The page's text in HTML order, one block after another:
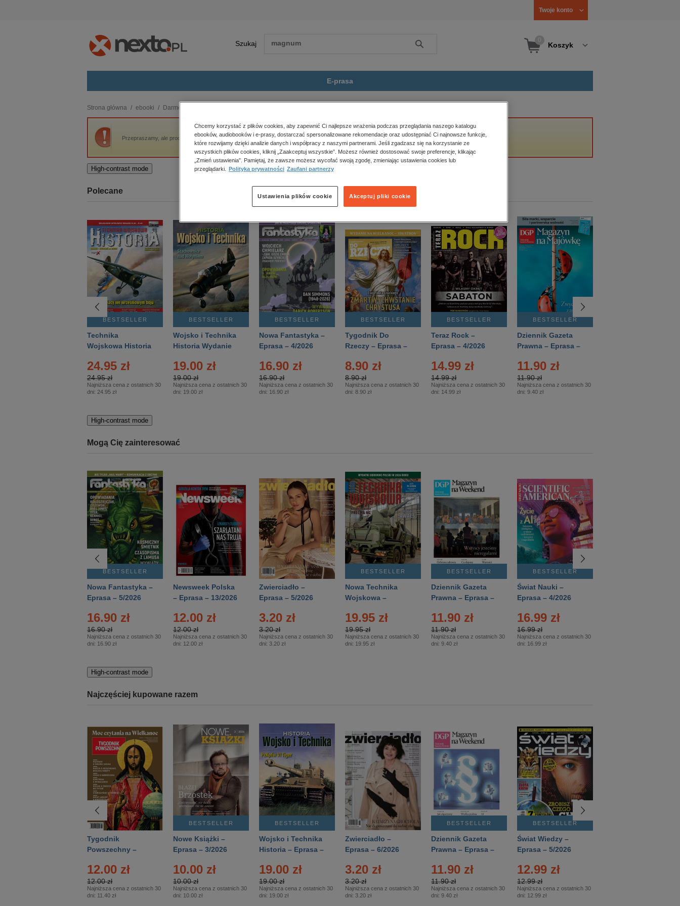
Twoje konto
Szukaj Szukaj Koszyk
E-prasa
budownictwo, aranżacja wnętrz
biznesowe, branżowe, gospodarka
darmowe wydania
edukacja
kobiece, lifestyle, kultura
polityka, społeczno-informacyjne
psychologiczne
inne
popularno-naukowe
historia
zdrowie
religie
Strona główna ebooki Darmowe ebooki
Przepraszamy, ale produkt „Awatar” nie jest dostępny.
High-contrast mode
Polecane
BESTSELLER
Technika
Wojskowa Historia
24.95 zł
24.95 zł
Najniższa cena z ostatnich 30
dni: 24.95 zł
BESTSELLER
Wojsko i Technika
Historia Wydanie
– 2/2026
19.00 zł
19.00 zł
Najniższa cena z ostatnich 30
dni: 19.00 zł
BESTSELLER
Nowa Fantastyka –
Eprasa – 4/2026
16.90 zł
16.90 zł
Najniższa cena z ostatnich 30
dni: 16.90 zł
BESTSELLER
Tygodnik Do
Rzeczy – Eprasa –
8.90 zł
8.90 zł
Najniższa cena z ostatnich 30
dni: 8.90 zł
BESTSELLER
Teraz Rock –
Eprasa – 4/2026
14.99 zł
14.99 zł
Najniższa cena z ostatnich 30
dni: 14.99 zł
BESTSELLER
Dziennik Gazeta
Prawna – Eprasa –
11.90 zł
11.90 zł
Najniższa cena z ostatnich 30
dni: 9.40 zł
High-contrast mode
Mogą Cię zainteresować
BESTSELLER
Nowa Fantastyka –
Eprasa – 5/2026
16.90 zł
16.90 zł
Najniższa cena z ostatnich 30
dni: 16.90 zł
Newsweek Polska
– Eprasa – 13/2026
12.00 zł
12.00 zł
Najniższa cena z ostatnich 30
dni: 12.00 zł
Zwierciadło –
Eprasa – 5/2026
3.20 zł
3.20 zł
Najniższa cena z ostatnich 30
dni: 3.20 zł
BESTSELLER
Nowa Technika
Wojskowa –
19.95 zł
19.95 zł
Najniższa cena z ostatnich 30
dni: 19.95 zł
BESTSELLER
Dziennik Gazeta
Prawna – Eprasa –
11.90 zł
11.90 zł
Najniższa cena z ostatnich 30
dni: 9.40 zł
BESTSELLER
Świat Nauki –
Eprasa – 4/2026
16.99 zł
16.99 zł
Najniższa cena z ostatnich 30
dni: 16.99 zł
High-contrast mode
Najczęściej kupowane razem
Tygodnik
Powszechny –
12.00 zł
12.00 zł
Najniższa cena z ostatnich 30
dni: 11.40 zł
BESTSELLER
Nowe Książki –
Eprasa – 3/2026
10.00 zł
10.00 zł
Najniższa cena z ostatnich 30
dni: 10.00 zł
BESTSELLER
Wojsko i Technika
Historia – Eprasa –
19.00 zł
19.00 zł
Najniższa cena z ostatnich 30
dni: 19.00 zł
Zwierciadło –
Eprasa – 6/2026
3.20 zł
3.20 zł
Najniższa cena z ostatnich 30
dni: 3.20 zł
BESTSELLER
Dziennik Gazeta
Prawna – Eprasa –
11.90 zł
11.90 zł
Najniższa cena z ostatnich 30
dni: 9.40 zł
BESTSELLER
Świat Wiedzy –
Eprasa – 5/2026
12.99 zł
12.99 zł
Najniższa cena z ostatnich 30
dni: 12.99 zł
Chcemy korzystać z plików cookies, aby zapewnić Ci najlepsze wrażenia podczas przeglądania naszego katalogu
ebooków, audiobooków i e-prasy, dostarczać spersonalizowane rekomendacje oraz udostępniać Ci najnowsze funkcje,
które rozwijamy dzięki analizie danych i współpracy z naszymi partnerami. Jeśli zgadzasz się na korzystanie ze
wszystkich plików cookies, kliknij „Zaakceptuj wszystkie”. Możesz również dostosować swoje preferencje, klikając
„Zmień ustawienia”. Pamiętaj, że zawsze możesz wycofać swoją zgodę, zmieniając ustawienia cookies lub
przeglądarki.
Polityka prywatności Zaufani partnerzy
Akceptuj pliki cookie
Ustawienia plików cookie